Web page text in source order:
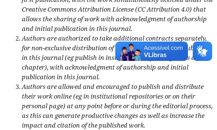
Creative Commons Attribution License (CC Attribution 4.0) that
allows the sharing of work with acknowledgment of authorship
and initial publication in this journal.
Authors are authorized to take additional contracts separately,
for non-exclusive distribution of the version of the work published
in this journal (eg publish in institutional repository or as a book
chapter), with acknowledgment of authorship and initial
publication in this journal.
Authors are allowed and encouraged to publish and distribute
their work online (eg in institutional repositories or on their
personal page) at any point before or during the editorial process,
as this can generate productive changes as well as increase the
impact and citation of the published work.